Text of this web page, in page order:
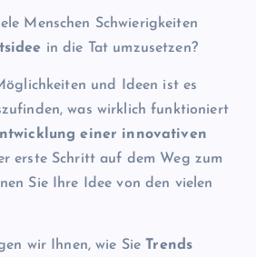
Menschen Schwierigkeiten
in die Tat umzusetzen?
und Ideen ist es
was wirklich funktioniert
einer innovativen
erste Schritt auf dem Weg zum
Sie Ihre Idee von den vielen
wir Ihnen, wie Sie Trends